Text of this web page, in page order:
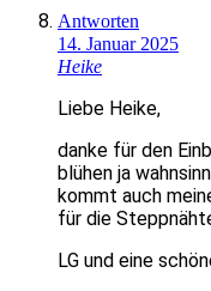
Antworten
14. Januar 2025
Heike
Liebe Heike,
danke für den
blühen ja
kommt auch
für die
LG und eine